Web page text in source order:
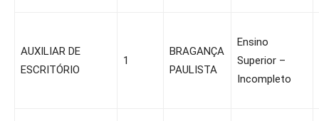
AUXILIAR DE
ESCRITÓRIO
1
BRAGANÇA
PAULISTA
Ensino
Superior –
Incompleto